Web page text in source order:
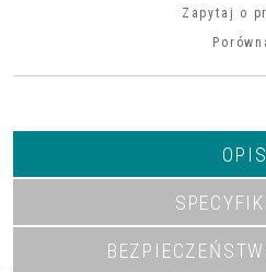
Zapytaj o
OPIS